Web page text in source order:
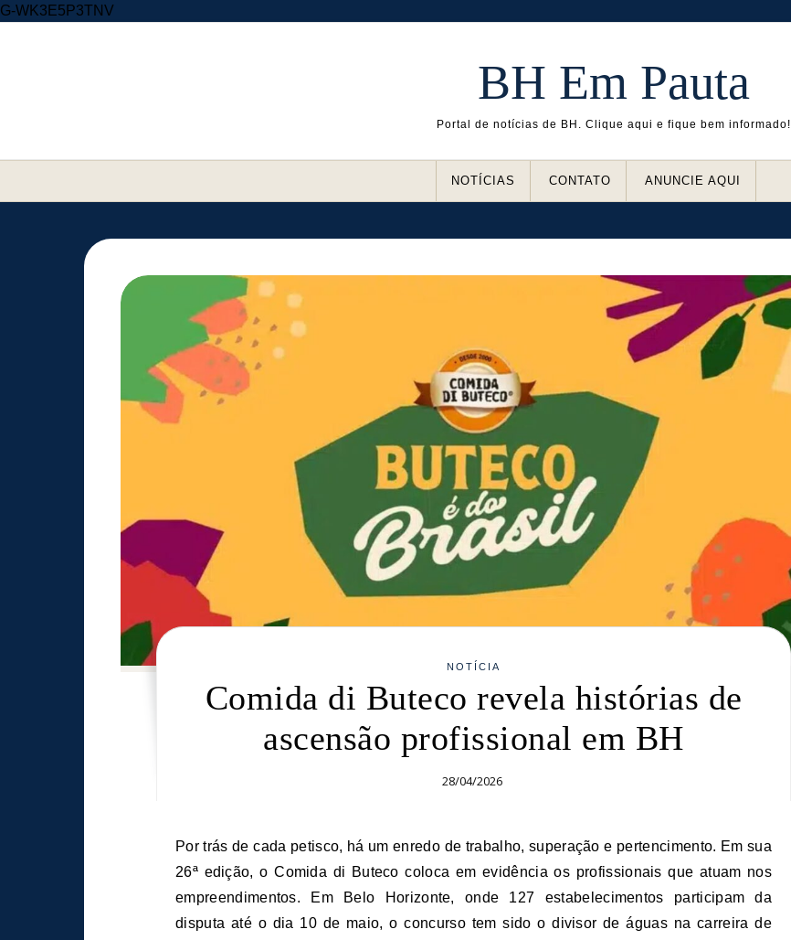
G-WK3E5P3TNVSkip to content
BH Em Pauta
Portal de notícias de BH. Clique aqui e fique bem informado!
NOTÍCIAS CONTATO ANUNCIE AQUI
NOTÍCIA
Comida di Buteco revela histórias de
ascensão profissional em BH
28/04/2026
Por trás de cada petisco, há um enredo de trabalho, superação e pertencimento. Em sua
26ª edição, o Comida di Buteco coloca em evidência os profissionais que atuam nos
empreendimentos. Em Belo Horizonte, onde 127 estabelecimentos participam da
disputa até o dia 10 de maio, o concurso tem sido o divisor de águas na carreira de